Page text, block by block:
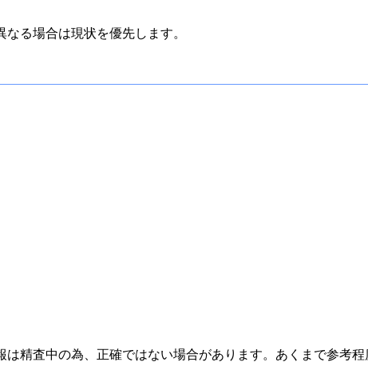
る場合は現状を優先します。
精査中の為、正確ではない場合があります。あくまで参考程